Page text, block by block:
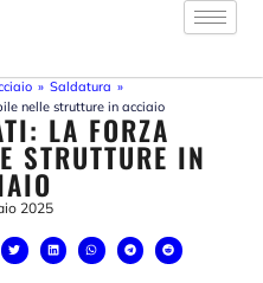
» Saldatura »
nelle strutture in acciaio
LA FORZA
STRUTTURE IN
2025